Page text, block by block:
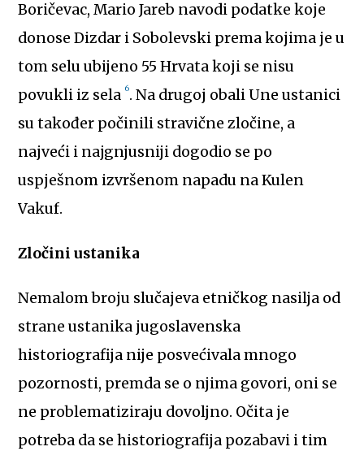
Boričevac, Mario Jareb navodi podatke koje
donose Dizdar i Sobolevski prema kojima je u
tom selu ubijeno 55 Hrvata koji se nisu
povukli iz sela 6. Na drugoj obali Une ustanici
su također počinili stravične zločine, a
najveći i najgnjusniji dogodio se po
uspješnom izvršenom napadu na Kulen
Vakuf.
Zločini ustanika
Nemalom broju slučajeva etničkog nasilja od
strane ustanika jugoslavenska
historiografija nije posvećivala mnogo
pozornosti, premda se o njima govori, oni se
ne problematiziraju dovoljno. Očita je
potreba da se historiografija pozabavi i tim